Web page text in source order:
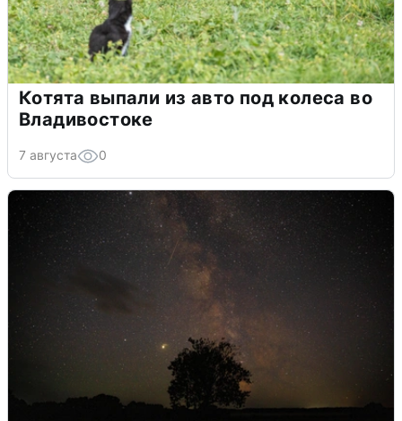
Котята выпали из авто под колеса во
Владивостоке
7 августа 0